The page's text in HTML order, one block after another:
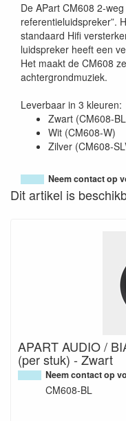
De APart CM608 2-
referentieluidspreker”.
standaard Hifi
luidspreker heeft een
Het maakt de CM608
achtergrondmuziek.
Leverbaar in 3 kleuren:
Zwart (CM608-
Wit (CM608-W)
Zilver (CM608-
Neem contact op
Dit artikel is
APART AUDIO /
(per stuk) - Zwart
Neem contact op
CM608-BL